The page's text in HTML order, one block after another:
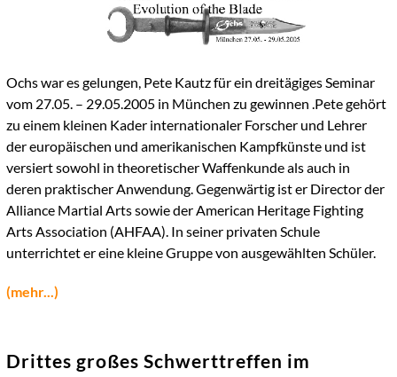
Ochs war es gelungen, Pete Kautz für ein dreitägiges Seminar
vom 27.05. – 29.05.2005 in München zu gewinnen .Pete gehört
zu einem kleinen Kader internationaler Forscher und Lehrer
der europäischen und amerikanischen Kampfkünste und ist
versiert sowohl in theoretischer Waffenkunde als auch in
deren praktischer Anwendung. Gegenwärtig ist er Director der
Alliance Martial Arts sowie der American Heritage Fighting
Arts Association (AHFAA). In seiner privaten Schule
unterrichtet er eine kleine Gruppe von ausgewählten Schüler.
(mehr...)
Drittes großes Schwerttreffen im